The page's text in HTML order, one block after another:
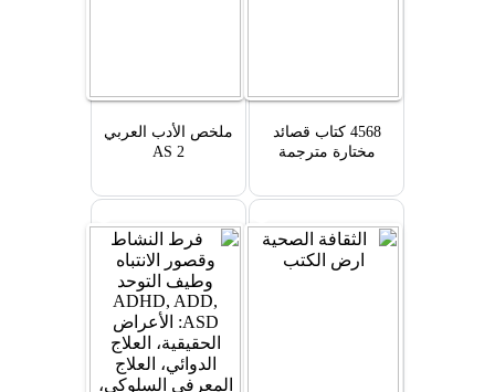
4568 كتاب قصائد
مختارة مترجمة
ملخص الأدب العربي
AS 2